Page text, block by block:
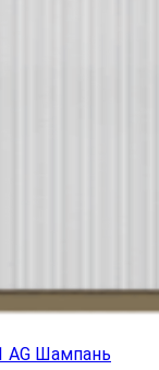
AG Шампань